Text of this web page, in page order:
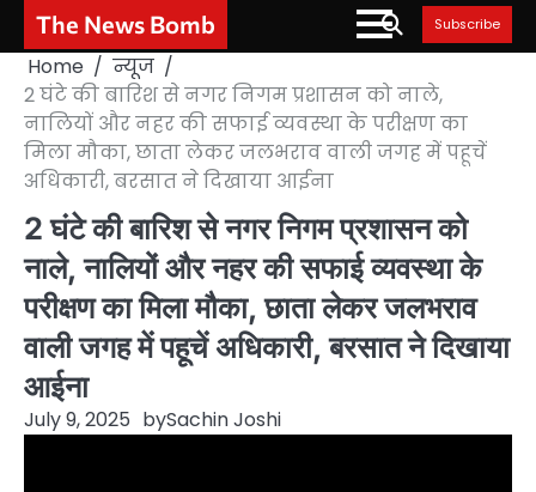
Skip
content
The News Bomb Subscribe
Home
न्यूज
2 घंटे की बारिश से नगर निगम प्रशासन को नाले,
नालियों और नहर की सफाई व्यवस्था के परीक्षण का
मिला मौका, छाता लेकर जलभराव वाली जगह में पहूचें
अधिकारी, बरसात ने दिखाया आईना
2 घंटे की बारिश से नगर निगम प्रशासन को
नाले, नालियों और नहर की सफाई व्यवस्था के
परीक्षण का मिला मौका, छाता लेकर जलभराव
वाली जगह में पहूचें अधिकारी, बरसात ने दिखाया
आईना
July 9, 2025 bySachin Joshi